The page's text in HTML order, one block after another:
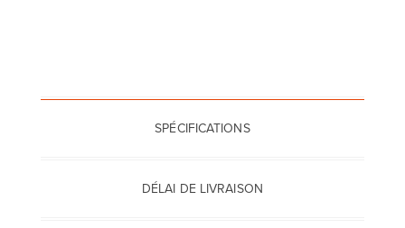
SPÉCIFICATIONS
DÉLAI DE LIVRAISON